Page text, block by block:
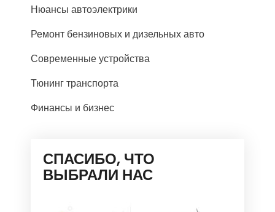
Нюансы автоэлектрики
Ремонт бензиновых и дизельных авто
Современные устройства
Тюнинг транспорта
Финансы и бизнес
СПАСИБО, ЧТО
ВЫБРАЛИ НАС